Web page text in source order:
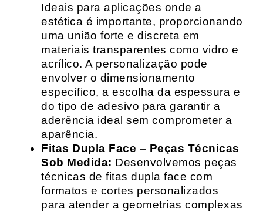
Ideais para aplicações onde a
estética é importante, proporcionando
uma união forte e discreta em
materiais transparentes como vidro e
acrílico. A personalização pode
envolver o dimensionamento
específico, a escolha da espessura e
do tipo de adesivo para garantir a
aderência ideal sem comprometer a
aparência.
Fitas Dupla Face – Peças Técnicas
Sob Medida: Desenvolvemos peças
técnicas de fitas dupla face com
formatos e cortes personalizados
para atender a geometrias complexas